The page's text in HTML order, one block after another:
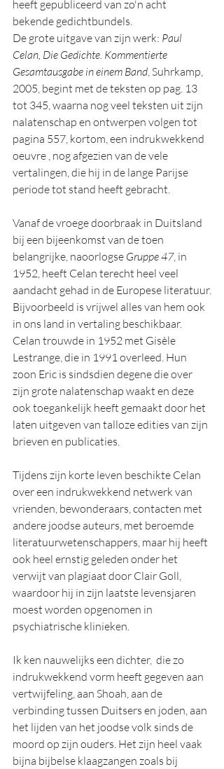
heeft gepubliceerd van zo'n acht
bekende gedichtbundels.
De grote uitgave van zijn werk: Paul
Celan, Die Gedichte. Kommentierte
Gesamtausgabe in einem Band , Suhrkamp,
2005, begint met de teksten op pag. 13
tot 345, waarna nog veel teksten uit zijn
nalatenschap en ontwerpen volgen tot
pagina 557, kortom, een indrukwekkend
oeuvre , nog afgezien van de vele
vertalingen, die hij in de lange Parijse
periode tot stand heeft gebracht.
Vanaf de vroege doorbraak in Duitsland
bij een bijeenkomst van de toen
belangrijke, naoorlogse Gruppe 47, in
1952, heeft Celan terecht heel veel
aandacht gehad in de Europese literatuur.
Bijvoorbeeld is vrijwel alles van hem ook
in ons land in vertaling beschikbaar.
Celan trouwde in 1952 met Gisèle
Lestrange, die in 1991 overleed. Hun
zoon Eric is sindsdien degene die over
zijn grote nalatenschap waakt en deze
ook toegankelijk heeft gemaakt door het
laten uitgeven van talloze edities van zijn
brieven en publicaties.
Tijdens zijn korte leven beschikte Celan
over een indrukwekkend netwerk van
vrienden, bewonderaars, contacten met
andere joodse auteurs, met beroemde
literatuurwetenschappers, maar hij heeft
ook heel ernstig geleden onder het
verwijt van plagiaat door Clair Goll,
waardoor hij in zijn laatste levensjaren
moest worden opgenomen in
psychiatrische klinieken.
Ik ken nauwelijks een dichter,  die zo
indrukwekkend vorm heeft gegeven aan
vertwijfeling, aan Shoah, aan de
verbinding tussen Duitsers en joden, aan
het lijden van het joodse volk sinds de
moord op zijn ouders. Het zijn heel vaak
bijna bijbelse klaagzangen zoals bij